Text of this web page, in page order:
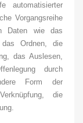
automatisierter
Vorgangsreihe
Daten wie das
Ordnen, die
das Auslesen,
durch
Form der
die